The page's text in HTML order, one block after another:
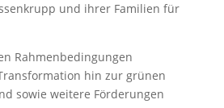
und ihrer Familien für
Rahmenbedingungen
hin zur grünen
sowie weitere Förderungen